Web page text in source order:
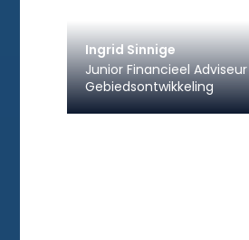
Ingrid Sinnige
Junior Financieel Adviseur
Gebiedsontwikkeling